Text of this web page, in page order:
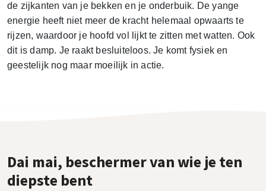
de zijkanten van je bekken en je onderbuik. De yange
energie heeft niet meer de kracht helemaal opwaarts te
rijzen, waardoor je hoofd vol lijkt te zitten met watten. Ook
dit is damp. Je raakt besluiteloos. Je komt fysiek en
geestelijk nog maar moeilijk in actie.
Dai mai, beschermer van wie je ten
diepste bent